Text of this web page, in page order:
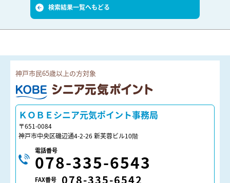
検索結果一覧へもどる
神戸市民65歳以上の方対象
ＫＯＢＥシニア元気ポイント
ＫＯＢＥシニア元気ポイント事務局
〒651-0084
神戸市中央区磯辺通4-2-26 新芙蓉ビル10階
電話番号
078-335-6543
FAX番号 078-335-6542